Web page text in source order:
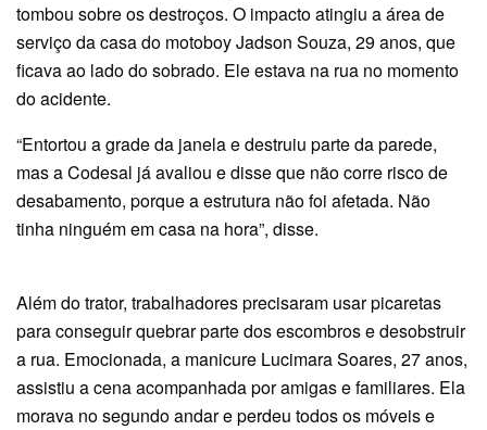
tombou sobre os destroços. O impacto atingiu a área de
serviço da casa do motoboy Jadson Souza, 29 anos, que
ficava ao lado do sobrado. Ele estava na rua no momento
do acidente.
“Entortou a grade da janela e destruiu parte da parede,
mas a Codesal já avaliou e disse que não corre risco de
desabamento, porque a estrutura não foi afetada. Não
tinha ninguém em casa na hora”, disse.
Além do trator, trabalhadores precisaram usar picaretas
para conseguir quebrar parte dos escombros e desobstruir
a rua. Emocionada, a manicure Lucimara Soares, 27 anos,
assistiu a cena acompanhada por amigas e familiares. Ela
morava no segundo andar e perdeu todos os móveis e